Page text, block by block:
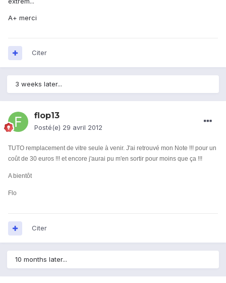
A+ merci
Citer
3 weeks later...
flop13
Posté(e) 29 avril 2012
TUTO remplacement de vitre seule à venir. J'ai retrouvé mon Note !!! pour un
coût de 30 euros !!! et encore j'aurai pu m'en sortir pour moins que ça !!!
A bientôt
Flo
Citer
10 months later...